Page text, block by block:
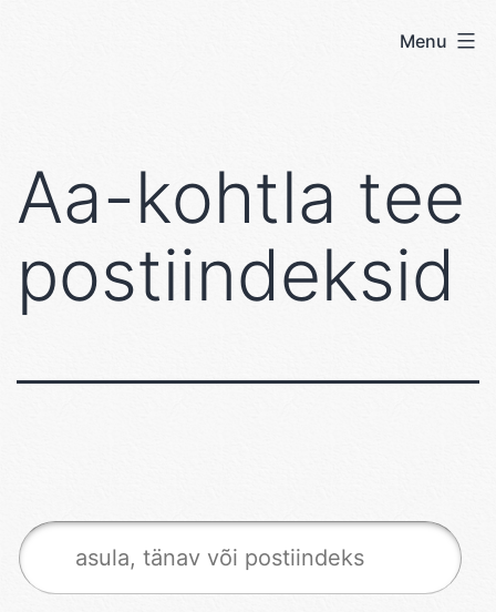
Menu
Aa-kohtla tee
postiindeksid